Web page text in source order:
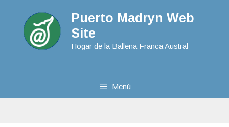
Puerto Madryn Web
Site
Hogar de la Ballena Franca Austral
Menú